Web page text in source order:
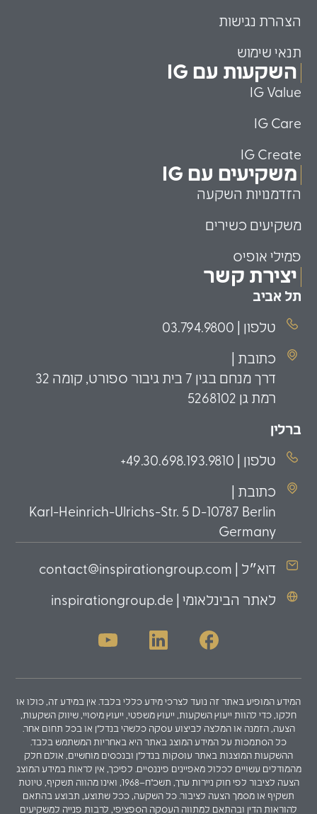
הצהרת נגישות
תנאי שימוש
השקעות עם IG
IG Value
IG Care
IG Create
משקיעים עם IG
הזדמנויות השקעה
משקיעים כשירים
פמילי אופיס
יצירת קשר
תל אביב
טלפון | 03.794.9800
כתובת |
דרך מנחם בגין 7 בית גיבור ספורט, קומה 32
רמת גן 5268102
ברלין
טלפון | 49.30.698.193.9810+
כתובת |
Karl-Heinrich-Ulrichs-Str. 5 D-10787 Berlin
Germany
דוא״ל | contact@inspirationgroup.com
לאתר הבינלאומי | inspirationgroup.de
המידע המופיע באתר זה נועד לצרכי מידע כללי בלבד. אין במידע זה, כולו או
חלקו, כדי להוות ייעוץ השקעות, ייעוץ משפטי, ייעוץ מיסויי, שיווק השקעות,
הצעה, הזמנה או המלצה לביצוע עסקה כלשהי בנדל"ן או בכל תחום אחר.
כל הסתמכות על המידע המוצג באתר היא באחריות המשתמש בלבד.
ההשקעות המוצגות באתר עוסקות בנדל"ן ובנכסים מוחשיים, אולם חלק
מהמודלים עשויים לכלול מאפיינים פיננסיים. לפיכך, אין לראות במידע המוצג
הצעה לציבור לפי חוק ניירות ערך, תשכ"ח–1968, ואינו מהווה תשקיף, טיוטת
תשקיף או מסמך הצעה לציבור. כל השקעה, ככל שתוצע, תבוצע בהתאם
להוראות הדין ובהתאם למתווה העסקה הספציפי, לרבות פנייה למשקיעים